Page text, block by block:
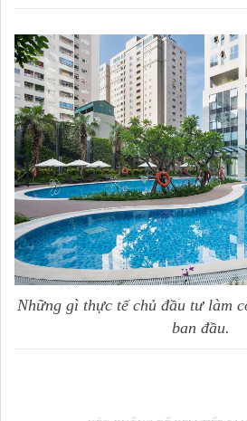
Những gì thực tế chủ đầu tư làm
ban đầu.